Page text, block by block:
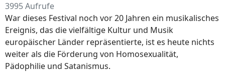
3995 Aufrufe
War dieses Festival noch vor 20 Jahren ein musikalisches
Ereignis, das die vielfältige Kultur und Musik
europäischer Länder repräsentierte, ist es heute nichts
weiter als die Förderung von Homosexualität,
Pädophilie und Satanismus.